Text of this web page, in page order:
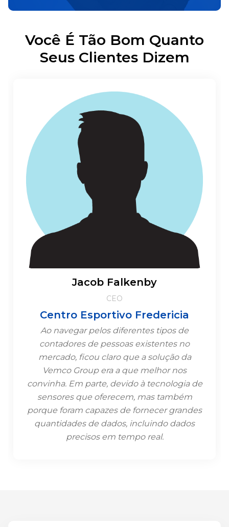
Você É Tão Bom Quanto
Seus Clientes Dizem
Jacob Falkenby
CEO
Centro Esportivo Fredericia
Ao navegar pelos diferentes tipos de
contadores de pessoas existentes no
mercado, ficou claro que a solução da
Vemco Group era a que melhor nos
convinha. Em parte, devido à tecnologia de
sensores que oferecem, mas também
porque foram capazes de fornecer grandes
quantidades de dados, incluindo dados
precisos em tempo real.